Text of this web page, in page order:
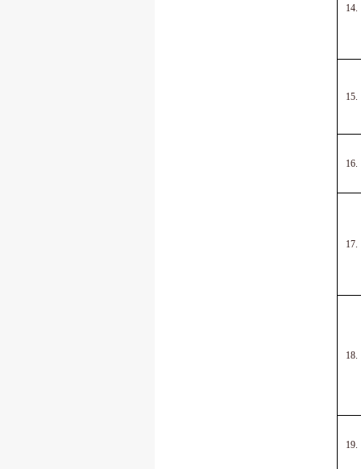
14.
15.
16.
17.
18.
19.